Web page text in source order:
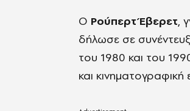
Ο Ρούπερτ Έβερετ,
δήλωσε σε
του 1980 και του
και κινηματογραφική